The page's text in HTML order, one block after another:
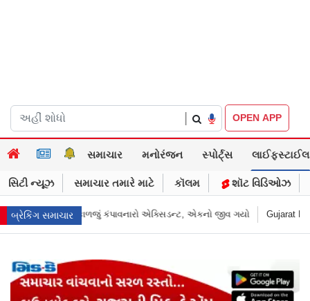
OPEN APP
સમાચાર મનોરંજન સ્પોર્ટ્સ લાઈફસ્ટાઈલ
સિટી ન્યૂઝ સમાચાર તમારે માટે કૉલમ શૉટ વિડિઓઝ
બ્રેકિંગ સમાચાર
ગયો Gujarat News: મોરબીમાં મેજિક! કૂવાનું પાણી દરિયાનાં મોજાંની જેમ